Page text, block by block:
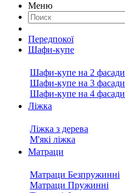
Меню
Передпокої
Шафи-купе
Шафи-купе на 2 фасади
Шафи-купе на 3 фасади
Шафи-купе на 4 фасади
Ліжка
Ліжка з дерева
М'які ліжка
Матраци
Матраци Безпружинні
Матраци Пружинні